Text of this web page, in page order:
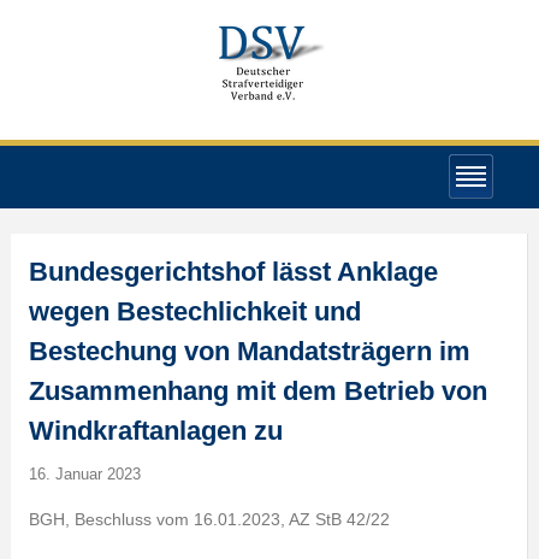
Bundesgerichtshof lässt Anklage
wegen Bestechlichkeit und
Bestechung von Mandatsträgern im
Zusammenhang mit dem Betrieb von
Windkraftanlagen zu
16. Januar 2023
BGH, Beschluss vom 16.01.2023, AZ StB 42/22